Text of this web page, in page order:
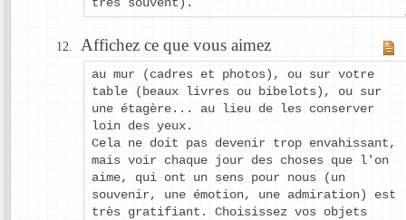
Affichez ce que vous aimez
au mur (cadres et photos), ou sur votre
table (beaux livres ou bibelots), ou sur
une étagère... au lieu de les conserver
loin des yeux.
Cela ne doit pas devenir trop envahissant,
mais voir chaque jour des choses que l'on
aime, qui ont un sens pour nous (un
souvenir, une émotion, une admiration) est
très gratifiant. Choisissez vos objets